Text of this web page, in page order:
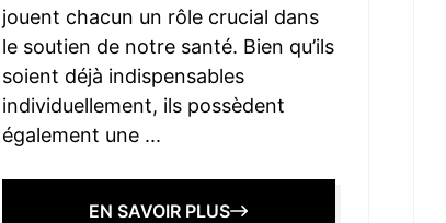
jouent chacun un rôle crucial dans
le soutien de notre santé. Bien qu’ils
soient déjà indispensables
individuellement, ils possèdent
également une ...
EN SAVOIR PLUS